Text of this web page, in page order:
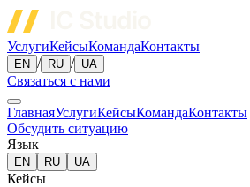
УслугиКейсыКомандаКонтакты
EN / RU / UA
Связаться с нами
ГлавнаяУслугиКейсыКомандаКонтакты
Обсудить ситуацию
Язык
EN RU UA
Кейсы